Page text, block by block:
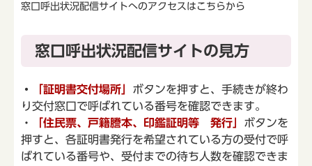
窓口呼出状況配信サイトへのアクセスはこちらから
窓口呼出状況配信サイトの見方
・ 「証明書交付場所」 ボタンを押すと、手続きが終わ
り交付窓口で呼ばれている番号を確認できます。
・
「住民票、戸籍謄本、印鑑証明等 発行」 ボタンを
押すと、各証明書発行を希望されている方の受付で呼
ばれている番号や、受付までの待ち人数を確認できま